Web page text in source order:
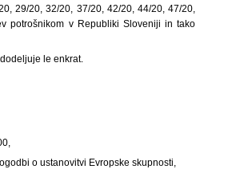
29/20, 32/20, 37/20, 42/20, 44/20, 47/20,
potrošnikom v Republiki Sloveniji in tako
le enkrat.
o ustanovitvi Evropske skupnosti,